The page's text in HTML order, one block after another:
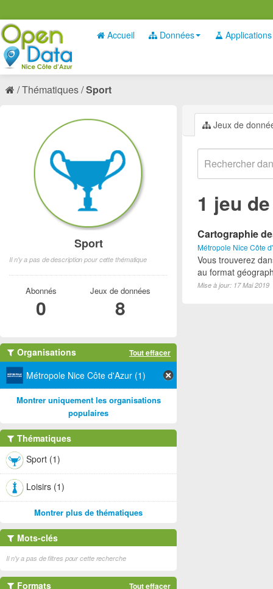
Accueil Données Applications
Thématiques Sport
Jeux de
1 jeu
Cartographie
Métropole Nice Côte
Vous trouverez
au format
Mise à jour: 17 Mai 2019
Sport
Il n'y a pas de description pour cette thématique
Abonnés
0
Jeux de données
8
Organisations Tout effacer
Métropole Nice Côte d'Azur (1)
Montrer uniquement les organisations
populaires
Thématiques
Sport (1)
Loisirs (1)
Montrer plus de thématiques
Mots-clés
Il n'y a pas de filtres pour cette recherche
Formats Tout effacer